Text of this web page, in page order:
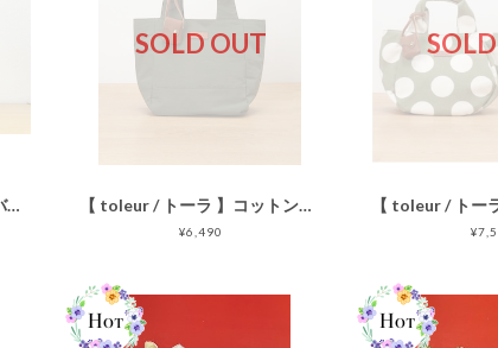
【 toleur / トーラ 】キャンバスメッシュトート 11940/ブラック
SOLD OUT
【 toleur / トーラ 】コットンナイロントート 11892
¥6,490